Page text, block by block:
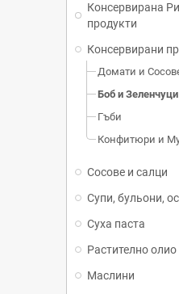
Консервирана
продукти
Консервирани
Домати и
Боб и Зеленчуци
Гъби
Конфитюри и
Сосове и салци
Супи, бульони,
Суха паста
Растително
Маслини